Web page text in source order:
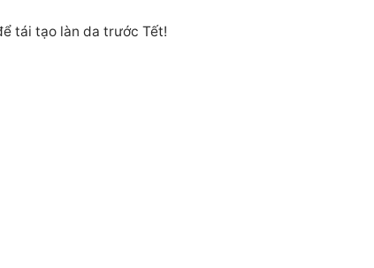
tái tạo làn da trước Tết!